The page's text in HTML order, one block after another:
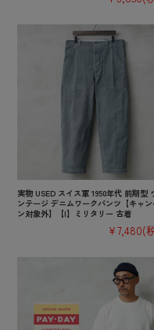
実物 USED スイス軍 1950年代 前期型
ンテージ デニムワークパンツ【キャ
ン対象外】【I】ミリタリー 古着
¥7,480(